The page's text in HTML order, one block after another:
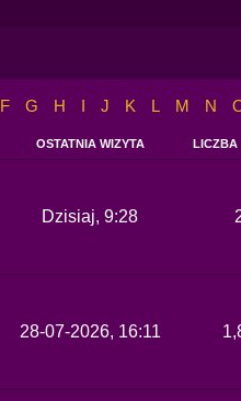
F G H I J K L M N
OSTATNIA WIZYTA LICZBA
Dzisiaj, 9:28
28-07-2026, 16:11